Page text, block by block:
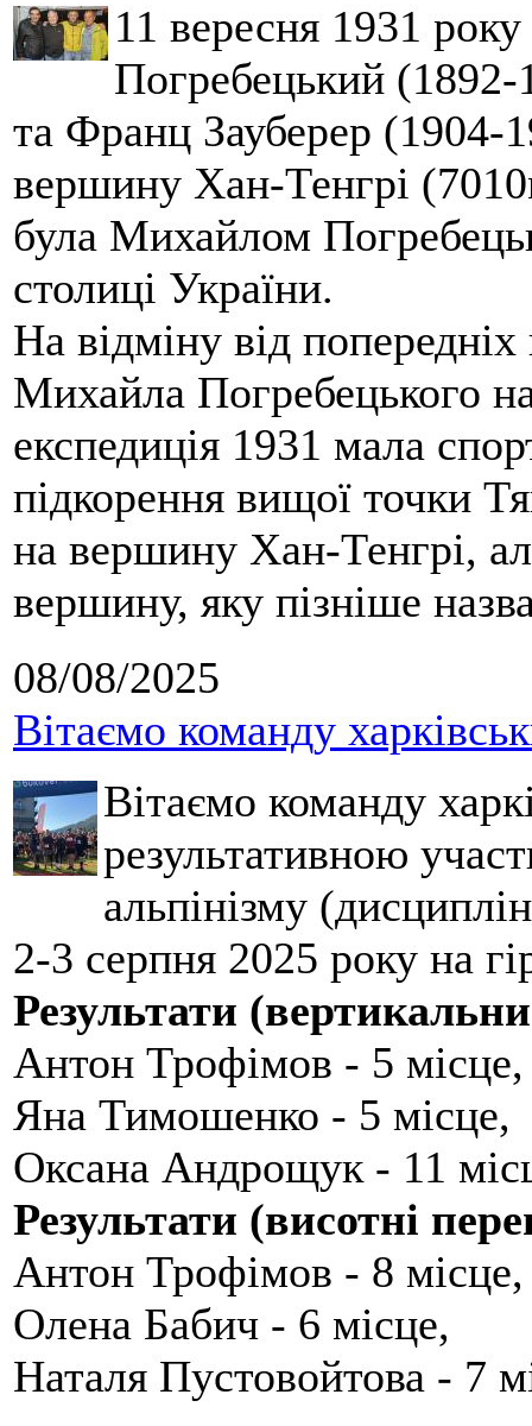
11 вересня 1931
Погребецький
та Франц Зауберер (1904-
вершину Хан-Тенгрі
була Михайлом
столиці України.
На відміну від
Михайла Погребецького
експедиція 1931 мала
підкорення вищої точки
на вершину Хан-Тенгрі,
вершину, яку пізніше
08/08/2025
Вітаємо команду
Вітаємо команду
результативною
альпінізму
2-3 серпня 2025 року на
Результати
Антон Трофімов - 5 місце,
Яна Тимошенко - 5 місце,
Оксана Андрощук - 11
Результати (висотні
Антон Трофімов - 8 місце,
Олена Бабич - 6 місце,
Наталя Пустовойтова - 7